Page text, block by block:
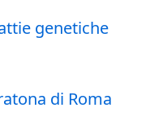
genetiche
di Roma